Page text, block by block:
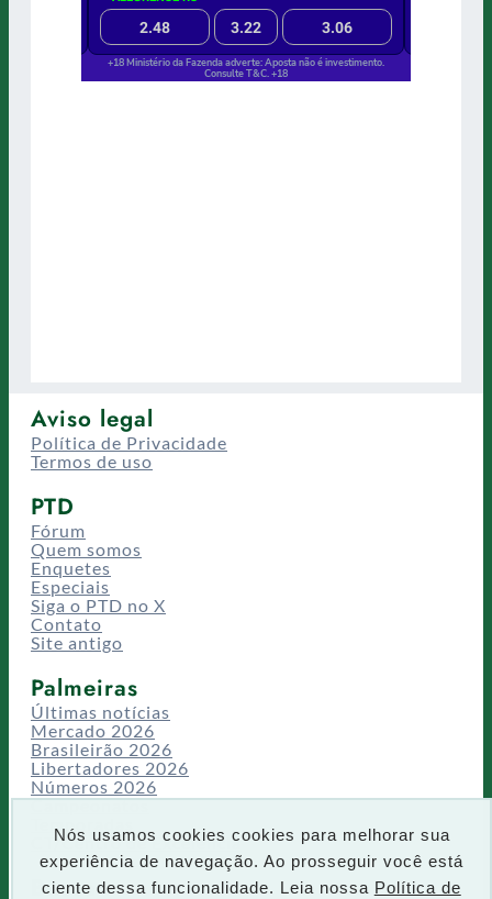
Nós usamos cookies cookies para melhorar sua
experiência de navegação. Ao prosseguir você está
ciente dessa funcionalidade. Leia nossa Política de
Aviso legal
Política de Privacidade
Termos de uso
PTD
Fórum
Quem somos
Enquetes
Especiais
Siga o PTD no X
Contato
Site antigo
Palmeiras
Últimas notícias
Mercado 2026
Brasileirão 2026
Libertadores 2026
Números 2026
Campeonatos
CT/Centro de Excelência
Busca